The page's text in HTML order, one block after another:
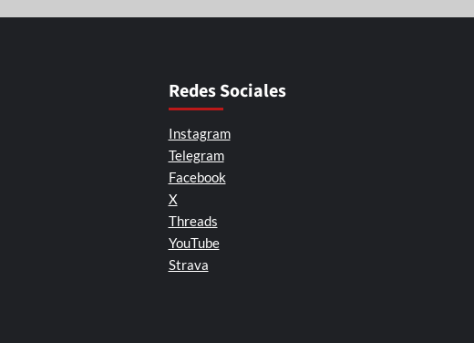
Redes Sociales
Instagram
Telegram
Facebook
X
Threads
YouTube
Strava